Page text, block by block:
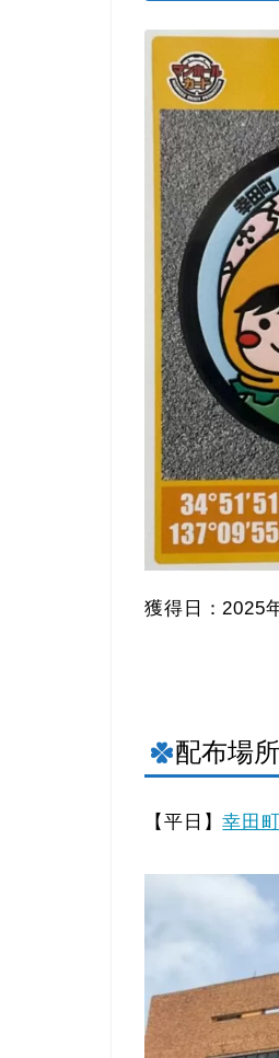
獲得日：2025
配布場所
【平日】幸田